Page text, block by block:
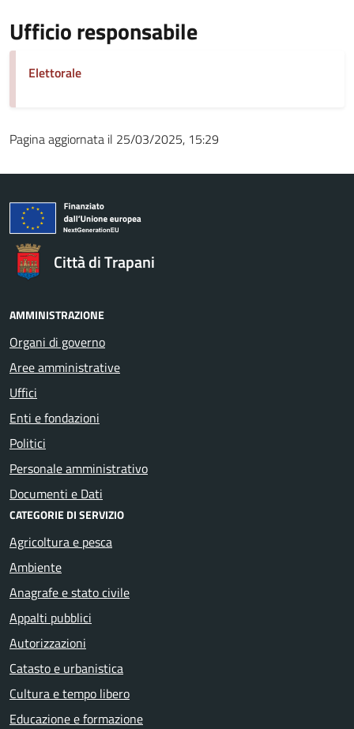
Ufficio responsabile
Elettorale
Pagina aggiornata il 25/03/2025, 15:29
Città di Trapani
AMMINISTRAZIONE
Organi di governo
Aree amministrative
Uffici
Enti e fondazioni
Politici
Personale amministrativo
Documenti e Dati
CATEGORIE DI SERVIZIO
Agricoltura e pesca
Ambiente
Anagrafe e stato civile
Appalti pubblici
Autorizzazioni
Catasto e urbanistica
Cultura e tempo libero
Educazione e formazione